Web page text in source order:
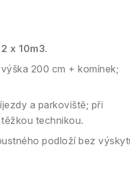
x 10m3.
200 cm + komínek;
a parkoviště; při
technikou.
podloží bez